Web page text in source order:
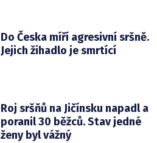
Do Česka míří agresivní sršně.
Jejich žihadlo je smrtící
Roj sršňů na Jičínsku napadl a
poranil 30 běžců. Stav jedné
ženy byl vážný